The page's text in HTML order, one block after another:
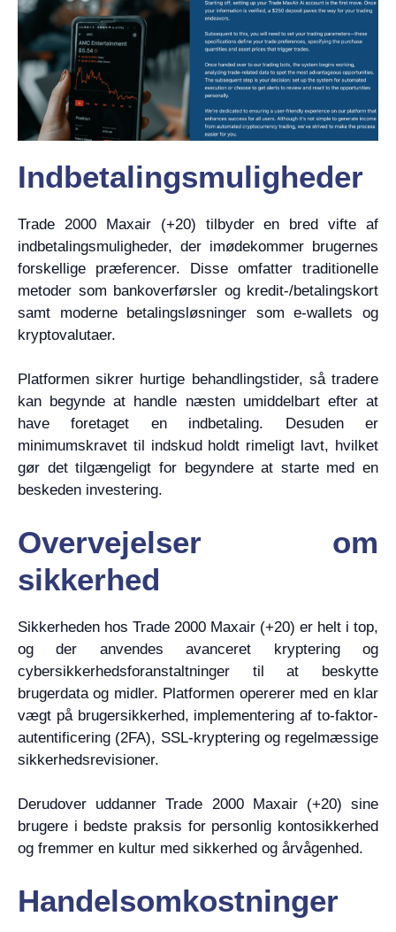
Indbetalingsmuligheder
Trade 2000 Maxair (+20) tilbyder en bred vifte af
indbetalingsmuligheder, der imødekommer brugernes
forskellige præferencer. Disse omfatter traditionelle
metoder som bankoverførsler og kredit-/betalingskort
samt moderne betalingsløsninger som e-wallets og
kryptovalutaer.
Platformen sikrer hurtige behandlingstider, så tradere
kan begynde at handle næsten umiddelbart efter at
have foretaget en indbetaling. Desuden er
minimumskravet til indskud holdt rimeligt lavt, hvilket
gør det tilgængeligt for begyndere at starte med en
beskeden investering.
Overvejelser om
sikkerhed
Sikkerheden hos Trade 2000 Maxair (+20) er helt i top,
og der anvendes avanceret kryptering og
cybersikkerhedsforanstaltninger til at beskytte
brugerdata og midler. Platformen opererer med en klar
vægt på brugersikkerhed, implementering af to-faktor-
autentificering (2FA), SSL-kryptering og regelmæssige
sikkerhedsrevisioner.
Derudover uddanner Trade 2000 Maxair (+20) sine
brugere i bedste praksis for personlig kontosikkerhed
og fremmer en kultur med sikkerhed og årvågenhed.
Handelsomkostninger